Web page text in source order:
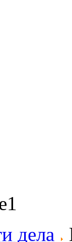
дела